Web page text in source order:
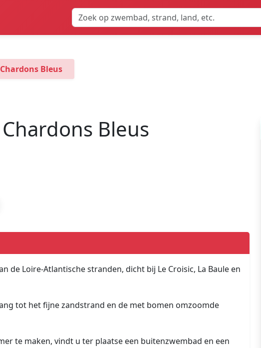
Bleus
Bleus
de Loire-Atlantische stranden, dicht bij Le Croisic, La Baule en
tot het fijne zandstrand en de met bomen omzoomde
te maken, vindt u ter plaatse een buitenzwembad en een